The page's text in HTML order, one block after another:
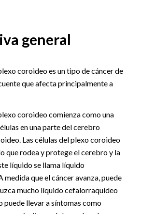
general
coroideo es un tipo de cáncer de
que afecta principalmente a
coroideo comienza como una
en una parte del cerebro
Las células del plexo coroideo
que rodea y protege el cerebro y la
líquido se llama líquido
que el cáncer avanza, puede
mucho líquido cefalorraquídeo
puede llevar a síntomas como